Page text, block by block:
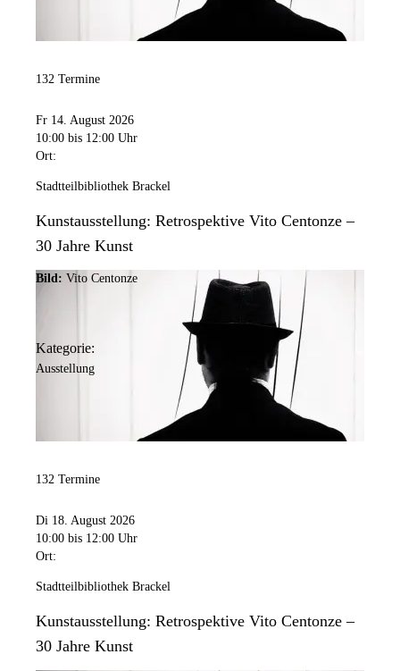
132 Termine
Fr 14. August 2026
10:00 bis 12:00 Uhr
Ort:
Stadtteilbibliothek Brackel
Kunstausstellung: Retrospektive Vito Centonze –
30 Jahre Kunst
Bild: Vito Centonze
Kategorie:
Ausstellung
132 Termine
Di 18. August 2026
10:00 bis 12:00 Uhr
Ort:
Stadtteilbibliothek Brackel
Kunstausstellung: Retrospektive Vito Centonze –
30 Jahre Kunst